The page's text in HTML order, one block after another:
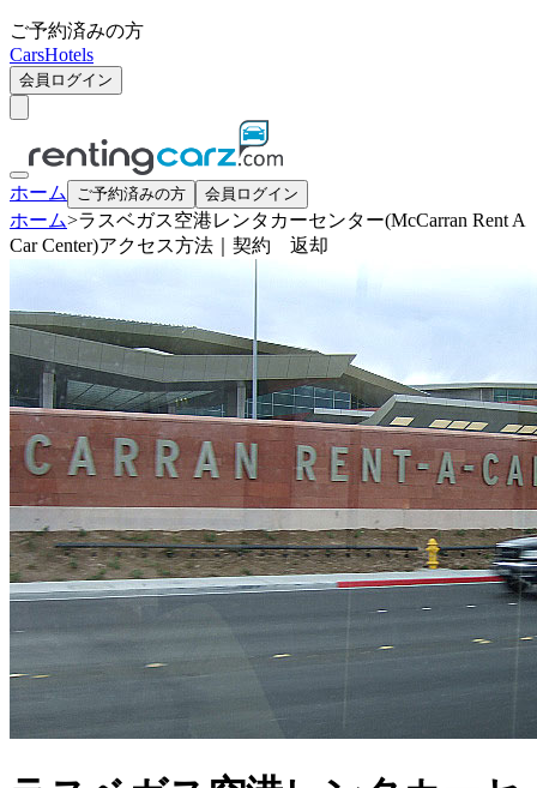
ご予約済みの方
CarsHotels
会員ログイン
ホーム ご予約済みの方 会員ログイン
ホーム>ラスベガス空港レンタカーセンター(McCarran Rent A
Car Center)アクセス方法｜契約 返却